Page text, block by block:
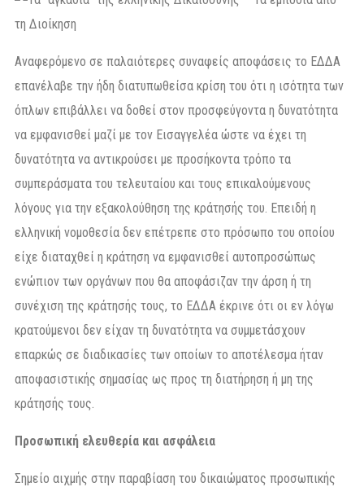
Αναφερόμενο σε παλαιότερες συναφείς αποφάσεις το ΕΔΔΑ
επανέλαβε την ήδη διατυπωθείσα κρίση του ότι η ισότητα των
όπλων επιβάλλει να δοθεί στον προσφεύγοντα η δυνατότητα
να εμφανισθεί μαζί με τον Εισαγγελέα ώστε να έχει τη
δυνατότητα να αντικρούσει με προσήκοντα τρόπο τα
συμπεράσματα του τελευταίου και τους επικαλούμενους
λόγους για την εξακολούθηση της κράτησής του. Επειδή η
ελληνική νομοθεσία δεν επέτρεπε στο πρόσωπο του οποίου
είχε διαταχθεί η κράτηση να εμφανισθεί αυτοπροσώπως
ενώπιον των οργάνων που θα αποφάσιζαν την άρση ή τη
συνέχιση της κράτησής τους, το ΕΔΔΑ έκρινε ότι οι εν λόγω
κρατούμενοι δεν είχαν τη δυνατότητα να συμμετάσχουν
επαρκώς σε διαδικασίες των οποίων το αποτέλεσμα ήταν
αποφασιστικής σημασίας ως προς τη διατήρηση ή μη της
κράτησής τους.
Προσωπική ελευθερία και ασφάλεια
Σημείο αιχμής στην παραβίαση του δικαιώματος προσωπικής